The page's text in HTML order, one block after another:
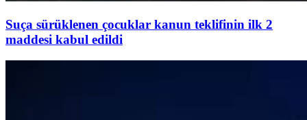
Suça sürüklenen çocuklar kanun teklifinin ilk 2
maddesi kabul edildi